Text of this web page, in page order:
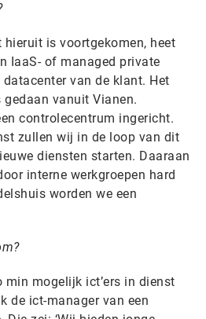
hieruit is voortgekomen, heet
IaaS- of managed private
van de klant. Het
vanuit Vianen.
controlecentrum ingericht.
zullen wij in de loop van dit
diensten starten. Daaraan
interne werkgroepen hard
worden we een
min mogelijk ict’ers in dienst
de ict-manager van een